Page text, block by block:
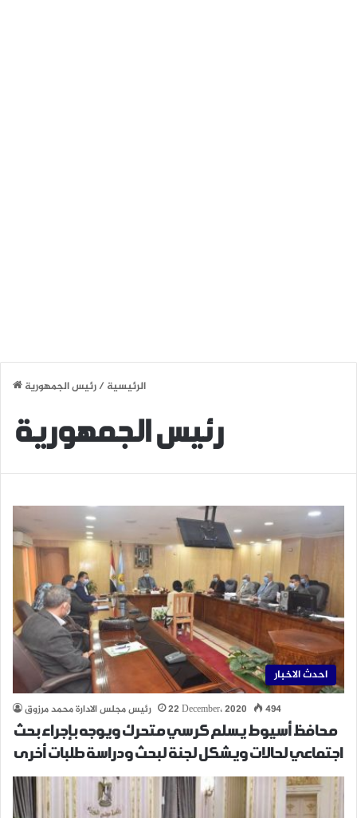
الرئيسية/رئيس الجمهورية
رئيس الجمهورية
احدث الاخبار
رئيس مجلس الادارة محمد مرزوق 22 December، 2020 494
محافظ أسيوط يسلم كرسي متحرك ويوجه بإجراء بحث
اجتماعي لحالات ويشكل لجنة لبحث ودراسة طلبات أخرى